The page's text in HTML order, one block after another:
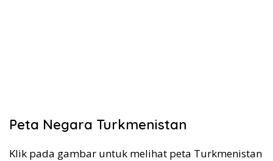
Peta Negara Turkmenistan
Klik pada gambar untuk melihat peta Turkmenistan